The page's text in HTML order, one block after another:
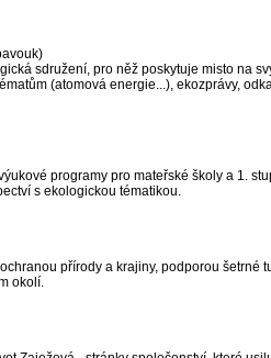
sdružení, pro něž poskytuje misto na
(atomová energie...), ekozprávy,
programy pro mateřské školy a 1.
s ekologickou tématikou.
přírody a krajiny, podporou šetrné
okolí.